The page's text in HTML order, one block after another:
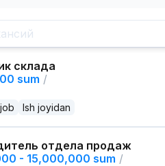
склада
sum /
Ish joyidan
отдела продаж
- 15,000,000 sum /